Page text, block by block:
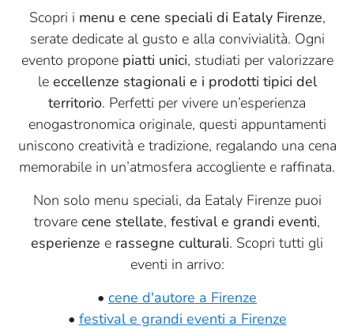
Scopri i menu e cene speciali di Eataly Firenze,
serate dedicate al gusto e alla convivialità. Ogni
evento propone piatti unici, studiati per valorizzare
le eccellenze stagionali e i prodotti tipici del
territorio. Perfetti per vivere un’esperienza
enogastronomica originale, questi appuntamenti
uniscono creatività e tradizione, regalando una cena
memorabile in un’atmosfera accogliente e raffinata.
Non solo menu speciali, da Eataly Firenze puoi
trovare cene stellate, festival e grandi eventi,
esperienze e rassegne culturali. Scopri tutti gli
eventi in arrivo:
• cene d'autore a Firenze
• festival e grandi eventi a Firenze